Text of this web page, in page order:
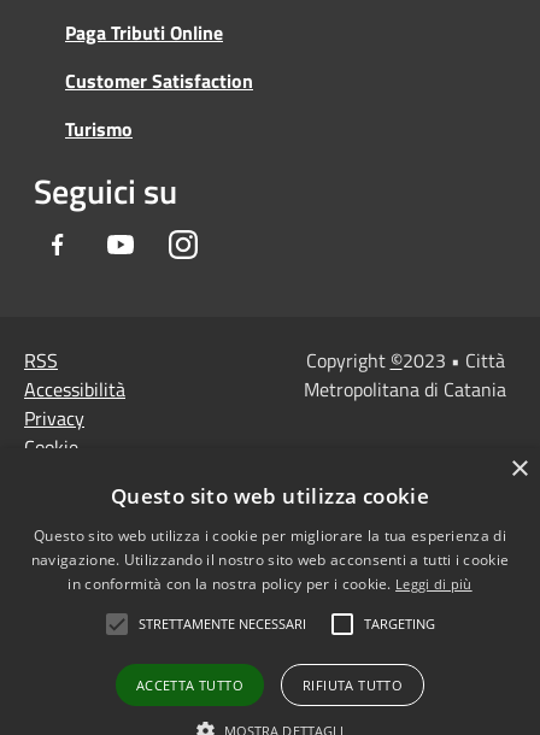
Paga Tributi Online
Customer Satisfaction
Turismo
Seguici su
Facebook YoutubeInstagram
RSS
Accessibilità
Privacy
Cookie
Note Legali
Agenzia per l'Italia
digitale
accessibilità
Dichiarazione di
accessibilità PagoPa
Obiettivi di accessibilità
Copyright ©2023 • Città
Metropolitana di Catania
×
Questo sito web utilizza cookie
Questo sito web utilizza i cookie per migliorare la tua esperienza di
navigazione. Utilizzando il nostro sito web acconsenti a tutti i cookie
in conformità con la nostra policy per i cookie. Leggi di più
STRETTAMENTE NECESSARI TARGETING
ACCETTA TUTTO RIFIUTA TUTTO
MOSTRA DETTAGLI